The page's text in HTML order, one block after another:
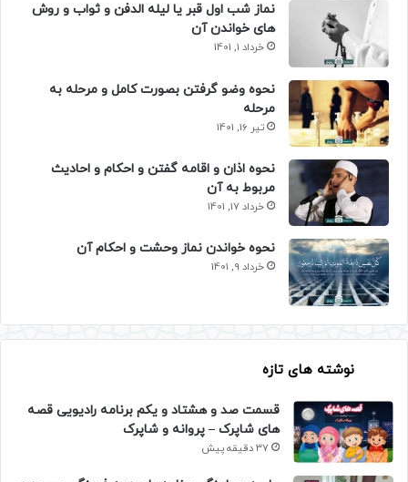
نماز شب اول قبر یا لیله الدفن و ثواب و روش
های خواندن آن
خرداد 1, 1401
نحوه وضو گرفتن بصورت کامل و مرحله به
مرحله
تیر 16, 1401
نحوه اذان و اقامه گفتن و احکام و احادیث
مربوط به آن
خرداد 17, 1401
نحوه خواندن نماز وحشت و احکام آن
خرداد 9, 1401
نوشته های تازه
قسمت صد و هشتاد و یکم برنامه رادیویی قصه
های شاپرک – پروانه و شاپرک
37 دقیقه پیش